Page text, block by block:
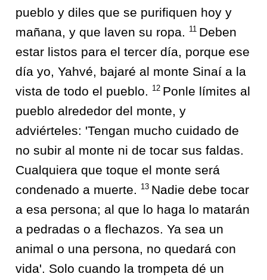
pueblo y diles que se purifiquen hoy y
mañana, y que laven su ropa.
11 Deben
estar listos para el tercer día, porque ese
día yo, Yahvé, bajaré al monte Sinaí a la
vista de todo el pueblo.
12 Ponle límites al
pueblo alrededor del monte, y
adviérteles: 'Tengan mucho cuidado de
no subir al monte ni de tocar sus faldas.
Cualquiera que toque el monte será
condenado a muerte.
13 Nadie debe tocar
a esa persona; al que lo haga lo matarán
a pedradas o a flechazos. Ya sea un
animal o una persona, no quedará con
vida'. Solo cuando la trompeta dé un